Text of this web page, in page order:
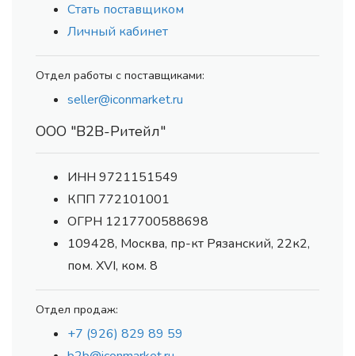
Стать поставщиком
Личный кабинет
Отдел работы с поставщиками:
seller@iconmarket.ru
ООО "В2В-Ритейл"
ИНН 9721151549
КПП 772101001
ОГРН 1217700588698
109428, Москва, пр-кт Рязанский, 22к2,
пом. XVI, ком. 8
Отдел продаж:
+7 (926) 829 89 59